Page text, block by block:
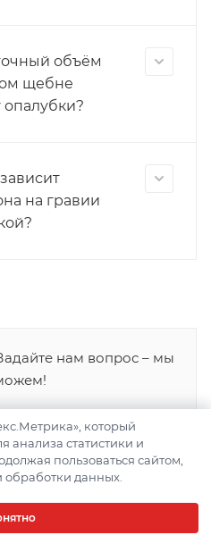
объём
щебне
на гравии
нам вопрос – мы
ВОПРОС
который
анализа статистики и
пользоваться сайтом,
обработки данных.